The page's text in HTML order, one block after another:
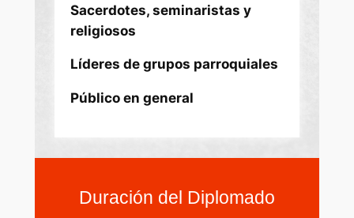
Sacerdotes, seminaristas y
religiosos
Líderes de grupos parroquiales
Público en general
Duración del Diplomado